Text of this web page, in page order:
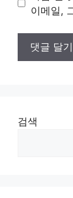
트 이메일,
검색